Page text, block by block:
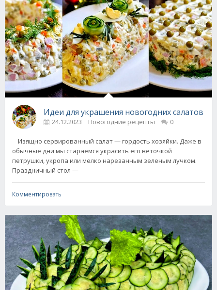
Идеи для украшения новогодних салатов
24.12.2023 Новогодние рецепты 0
Изящно сервированный салат — гордость хозяйки. Даже в
обычные дни мы стараемся украсить его веточкой
петрушки, укропа или мелко нарезанным зеленым лучком.
Праздничный стол —
Комментировать